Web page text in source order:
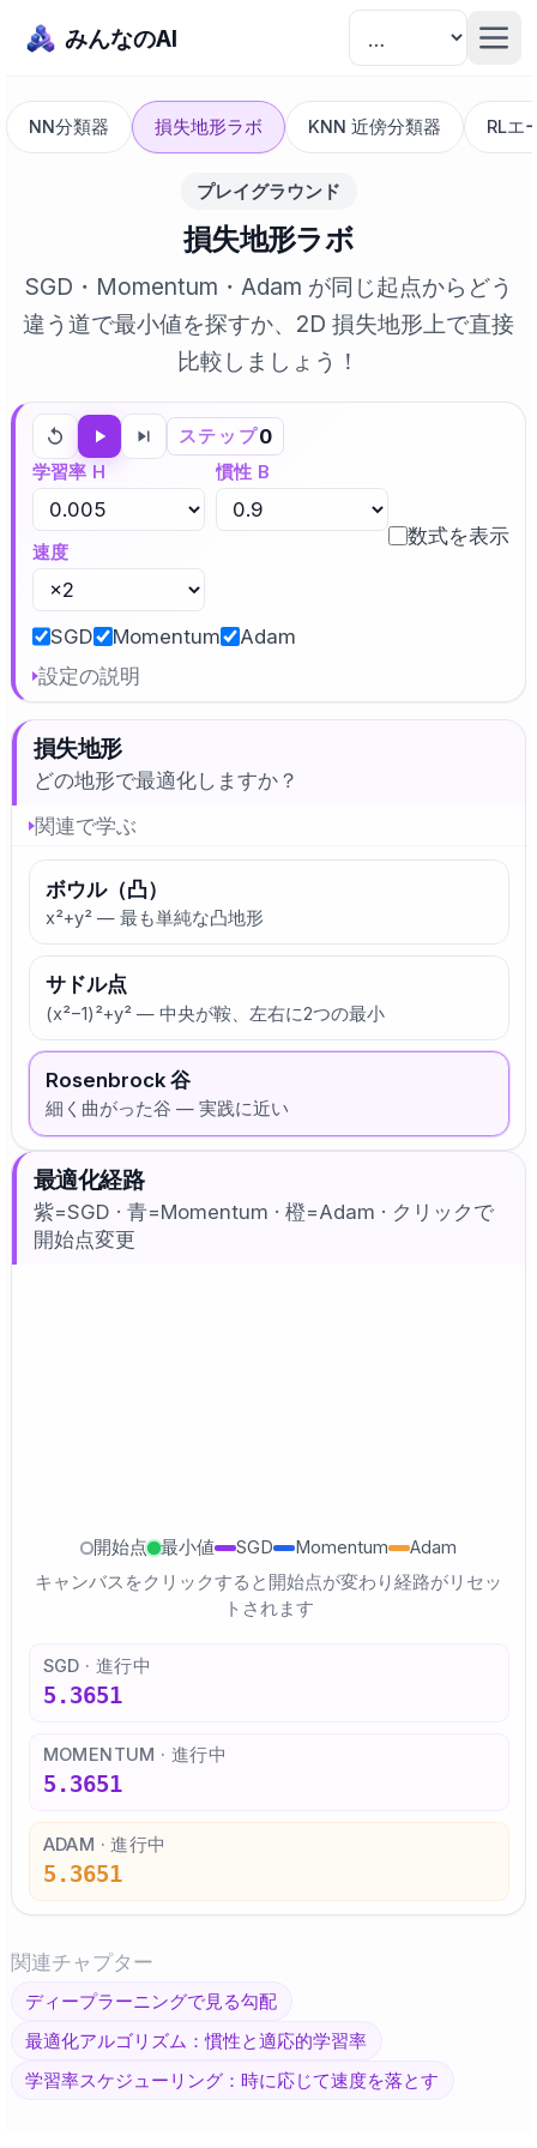
みんなのAI
NN分類器 損失地形ラボ KNN 近傍分類器 RLエ
プレイグラウンド
損失地形ラボ
SGD・Momentum・Adam が同じ起点からどう
違う道で最小値を探すか、2D 損失地形上で直接
比較しましょう！
ステップ0
学習率 Η 慣性 Β
速度
数式を表示
SGD Momentum
Adam
設定の説明
損失地形
どの地形で最適化しますか？
関連で学ぶ
ボウル（凸）
x²+y² — 最も単純な凸地形
サドル点
(x²−1)²+y² — 中央が鞍、左右に2つの最小
Rosenbrock 谷
細く曲がった谷 — 実践に近い
最適化経路
紫=SGD · 青=Momentum · 橙=Adam · クリックで
開始点変更
開始点 最小値 SGD Momentum
Adam
キャンバスをクリックすると開始点が変わり経路がリセッ
トされます
SGD · 進行中
5.3651
MOMENTUM · 進行中
5.3651
ADAM · 進行中
5.3651
関連チャプター
ディープラーニングで見る勾配
最適化アルゴリズム：慣性と適応的学習率
学習率スケジューリング：時に応じて速度を落とす